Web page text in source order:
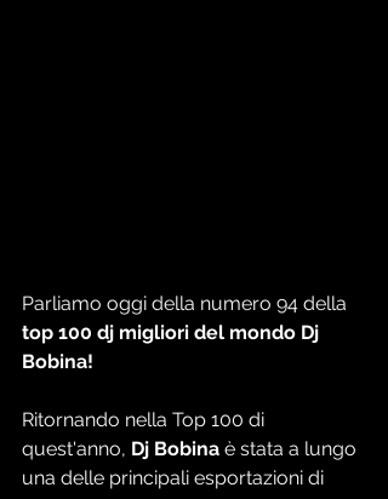
Parliamo oggi della numero 94 della
top 100 dj migliori del mondo Dj
Bobina!
Ritornando nella Top 100 di
quest'anno, Dj Bobina è stata a lungo
una delle principali esportazioni di